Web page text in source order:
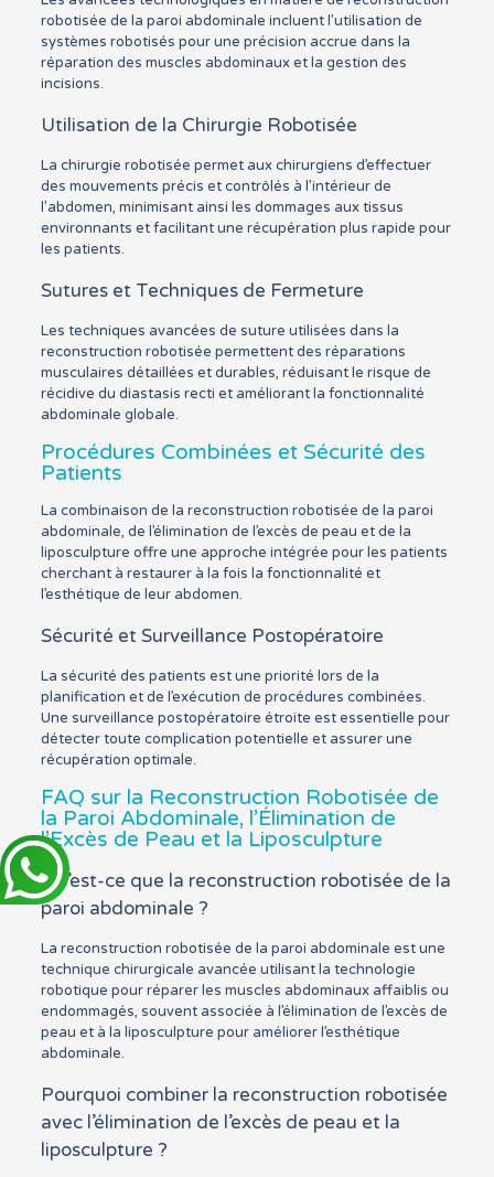
robotisée de la paroi abdominale incluent l’utilisation de
systèmes robotisés pour une précision accrue dans la
réparation des muscles abdominaux et la gestion des
incisions.
Utilisation de la Chirurgie Robotisée
La chirurgie robotisée permet aux chirurgiens d’effectuer
des mouvements précis et contrôlés à l’intérieur de
l’abdomen, minimisant ainsi les dommages aux tissus
environnants et facilitant une récupération plus rapide pour
les patients.
Sutures et Techniques de Fermeture
Les techniques avancées de suture utilisées dans la
reconstruction robotisée permettent des réparations
musculaires détaillées et durables, réduisant le risque de
récidive du diastasis recti et améliorant la fonctionnalité
abdominale globale.
Procédures Combinées et Sécurité des
Patients
La combinaison de la reconstruction robotisée de la paroi
abdominale, de l’élimination de l’excès de peau et de la
liposculpture offre une approche intégrée pour les patients
cherchant à restaurer à la fois la fonctionnalité et
l’esthétique de leur abdomen.
Sécurité et Surveillance Postopératoire
La sécurité des patients est une priorité lors de la
planification et de l’exécution de procédures combinées.
Une surveillance postopératoire étroite est essentielle pour
détecter toute complication potentielle et assurer une
récupération optimale.
FAQ sur la Reconstruction Robotisée de
la Paroi Abdominale, l’Élimination de
l’Excès de Peau et la Liposculpture
Qu’est-ce que la reconstruction robotisée de la
paroi abdominale ?
La reconstruction robotisée de la paroi abdominale est une
technique chirurgicale avancée utilisant la technologie
robotique pour réparer les muscles abdominaux affaiblis ou
endommagés, souvent associée à l’élimination de l’excès de
peau et à la liposculpture pour améliorer l’esthétique
abdominale.
Pourquoi combiner la reconstruction robotisée
avec l’élimination de l’excès de peau et la
liposculpture ?